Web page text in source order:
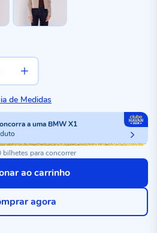
de Medidas
a uma BMW X1
bilhetes para concorrer
ao carrinho
agora